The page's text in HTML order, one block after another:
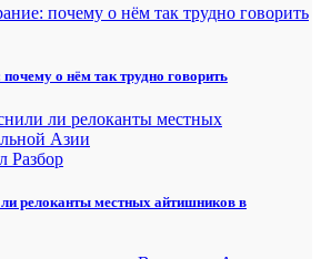
о нём так трудно говорить
Разбор
релоканты местных айтишников в